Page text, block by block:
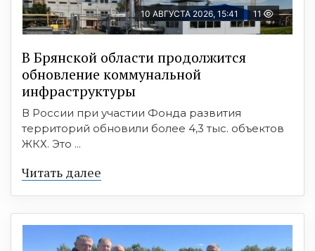
10 АВГУСТА 2026, 15:41 11
В Брянской области продолжится
обновление коммунальной
инфраструктуры
В России при участии Фонда развития
территорий обновили более 4,3 тыс. объектов
ЖКХ. Это ...
Читать далее